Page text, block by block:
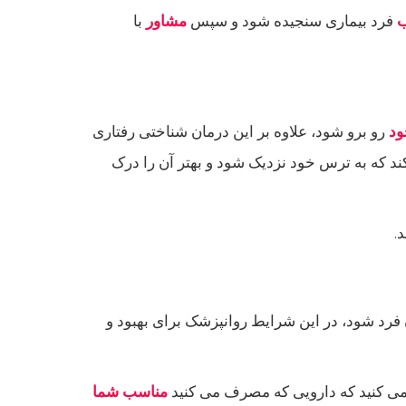
فرد بیماری سنجیده شود و سپس مشاور با
رو برو شود، علاوه بر این درمان شناختی رفتاری
که به ترس خود نزدیک شود و بهتر آن را درک
فرد شود، در این شرایط روانپزشک برای بهبود و
می کنید که دارویی که مصرف می کنید مناسب شما